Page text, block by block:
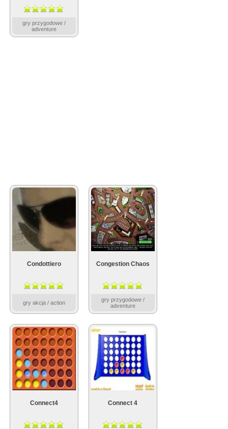
gry przygodowe /
adventure
Condottiero
gry akcja / action
Congestion Chaos
gry przygodowe /
adventure
Connect4 Connect 4